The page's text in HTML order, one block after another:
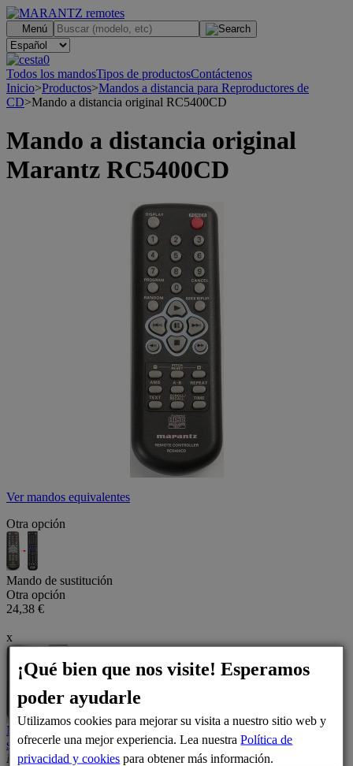
Menú
0
Todos los mandosTipos de productosContáctenos
Inicio>Productos>Mandos a distancia para Reproductores de
CD>Mando a distancia original RC5400CD
Mando a distancia original
Marantz RC5400CD
Ver mandos equivalentes
Otra opción
Mando de sustitución
Otra opción
24,38 €
x
Mando de sustitución Mando a distancia de sustitución
En
stock
No disponibleNo está disponible en estos momentos
¡Qué bien que nos visite! Esperamos
poder ayudarle
Utilizamos cookies para mejorar su visita a nuestro sitio web y
ofrecerle una mejor experiencia. Lea nuestraPolítica de
privacidad y cookies para obtener más información.